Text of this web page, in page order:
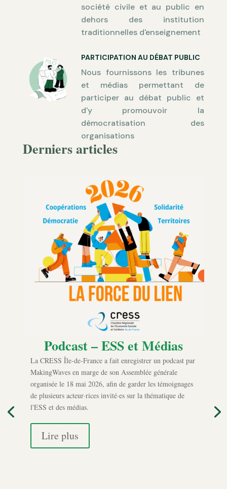
société civile et au public en
dehors des institution
traditionnelles d'enseignement
PARTICIPATION AU DÉBAT PUBLIC
Nous fournissons les tribunes
et médias permettant de
participer au débat public et
d'y promouvoir la
démocratisation des
organisations
Derniers articles
Podcast – ESS et Médias
La CRESS Île-de-France a fait enregistrer un podcast par
MakingWaves en marge de son Assemblée générale
organisée le 18 mai 2026, afin de garder les témoignages
de plusieurs acteur·rices invité·es sur la thématique de
l'ESS et des médias.
Lire plus